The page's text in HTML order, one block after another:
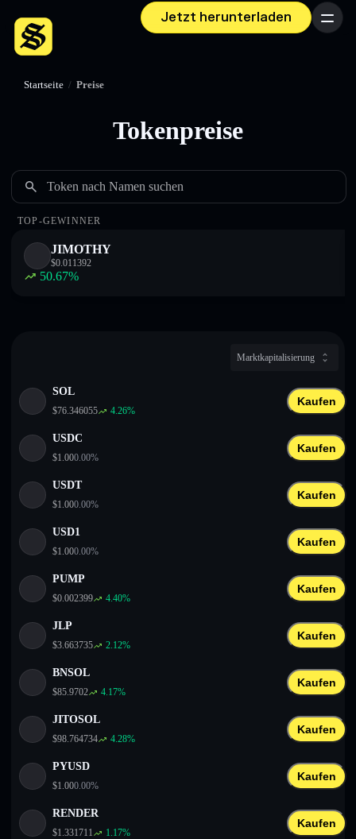
Jetzt herunterladen Menü
Deutsch
Italiano
Español
Startseite / Preise
Tokenpreise
Token nach Namen suchen
TOP-GEWINNER
JIMOTHY
$0.011392
50.67%
Marktkapitalisierung
SOL
$76.346055 4.26%
Kaufen
USDC
$1.000.00%
Kaufen
USDT
$1.000.00%
Kaufen
USD1
$1.000.00%
Kaufen
PUMP
$0.002399 4.40%
Kaufen
JLP
$3.663735 2.12%
Kaufen
BNSOL
$85.9702 4.17%
Kaufen
JITOSOL
$98.764734 4.28%
Kaufen
PYUSD
$1.000.00%
Kaufen
RENDER
$1.331711 1.17%
Kaufen